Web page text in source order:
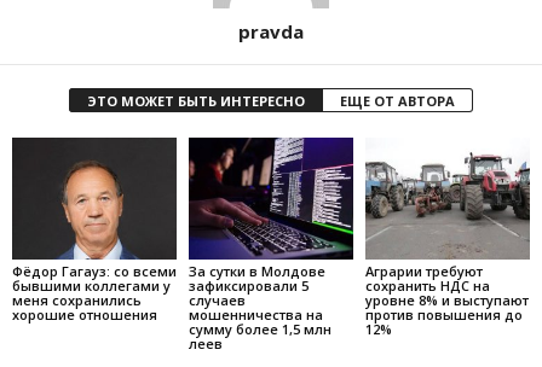
pravda
ЭТО МОЖЕТ БЫТЬ ИНТЕРЕСНО ЕЩЕ ОТ АВТОРА
Фёдор Гагауз: со всеми
бывшими коллегами у
меня сохранились
хорошие отношения
За сутки в Молдове
зафиксировали 5
случаев
мошенничества на
сумму более 1,5 млн
леев
Аграрии требуют
сохранить НДС на
уровне 8% и выступают
против повышения до
12%